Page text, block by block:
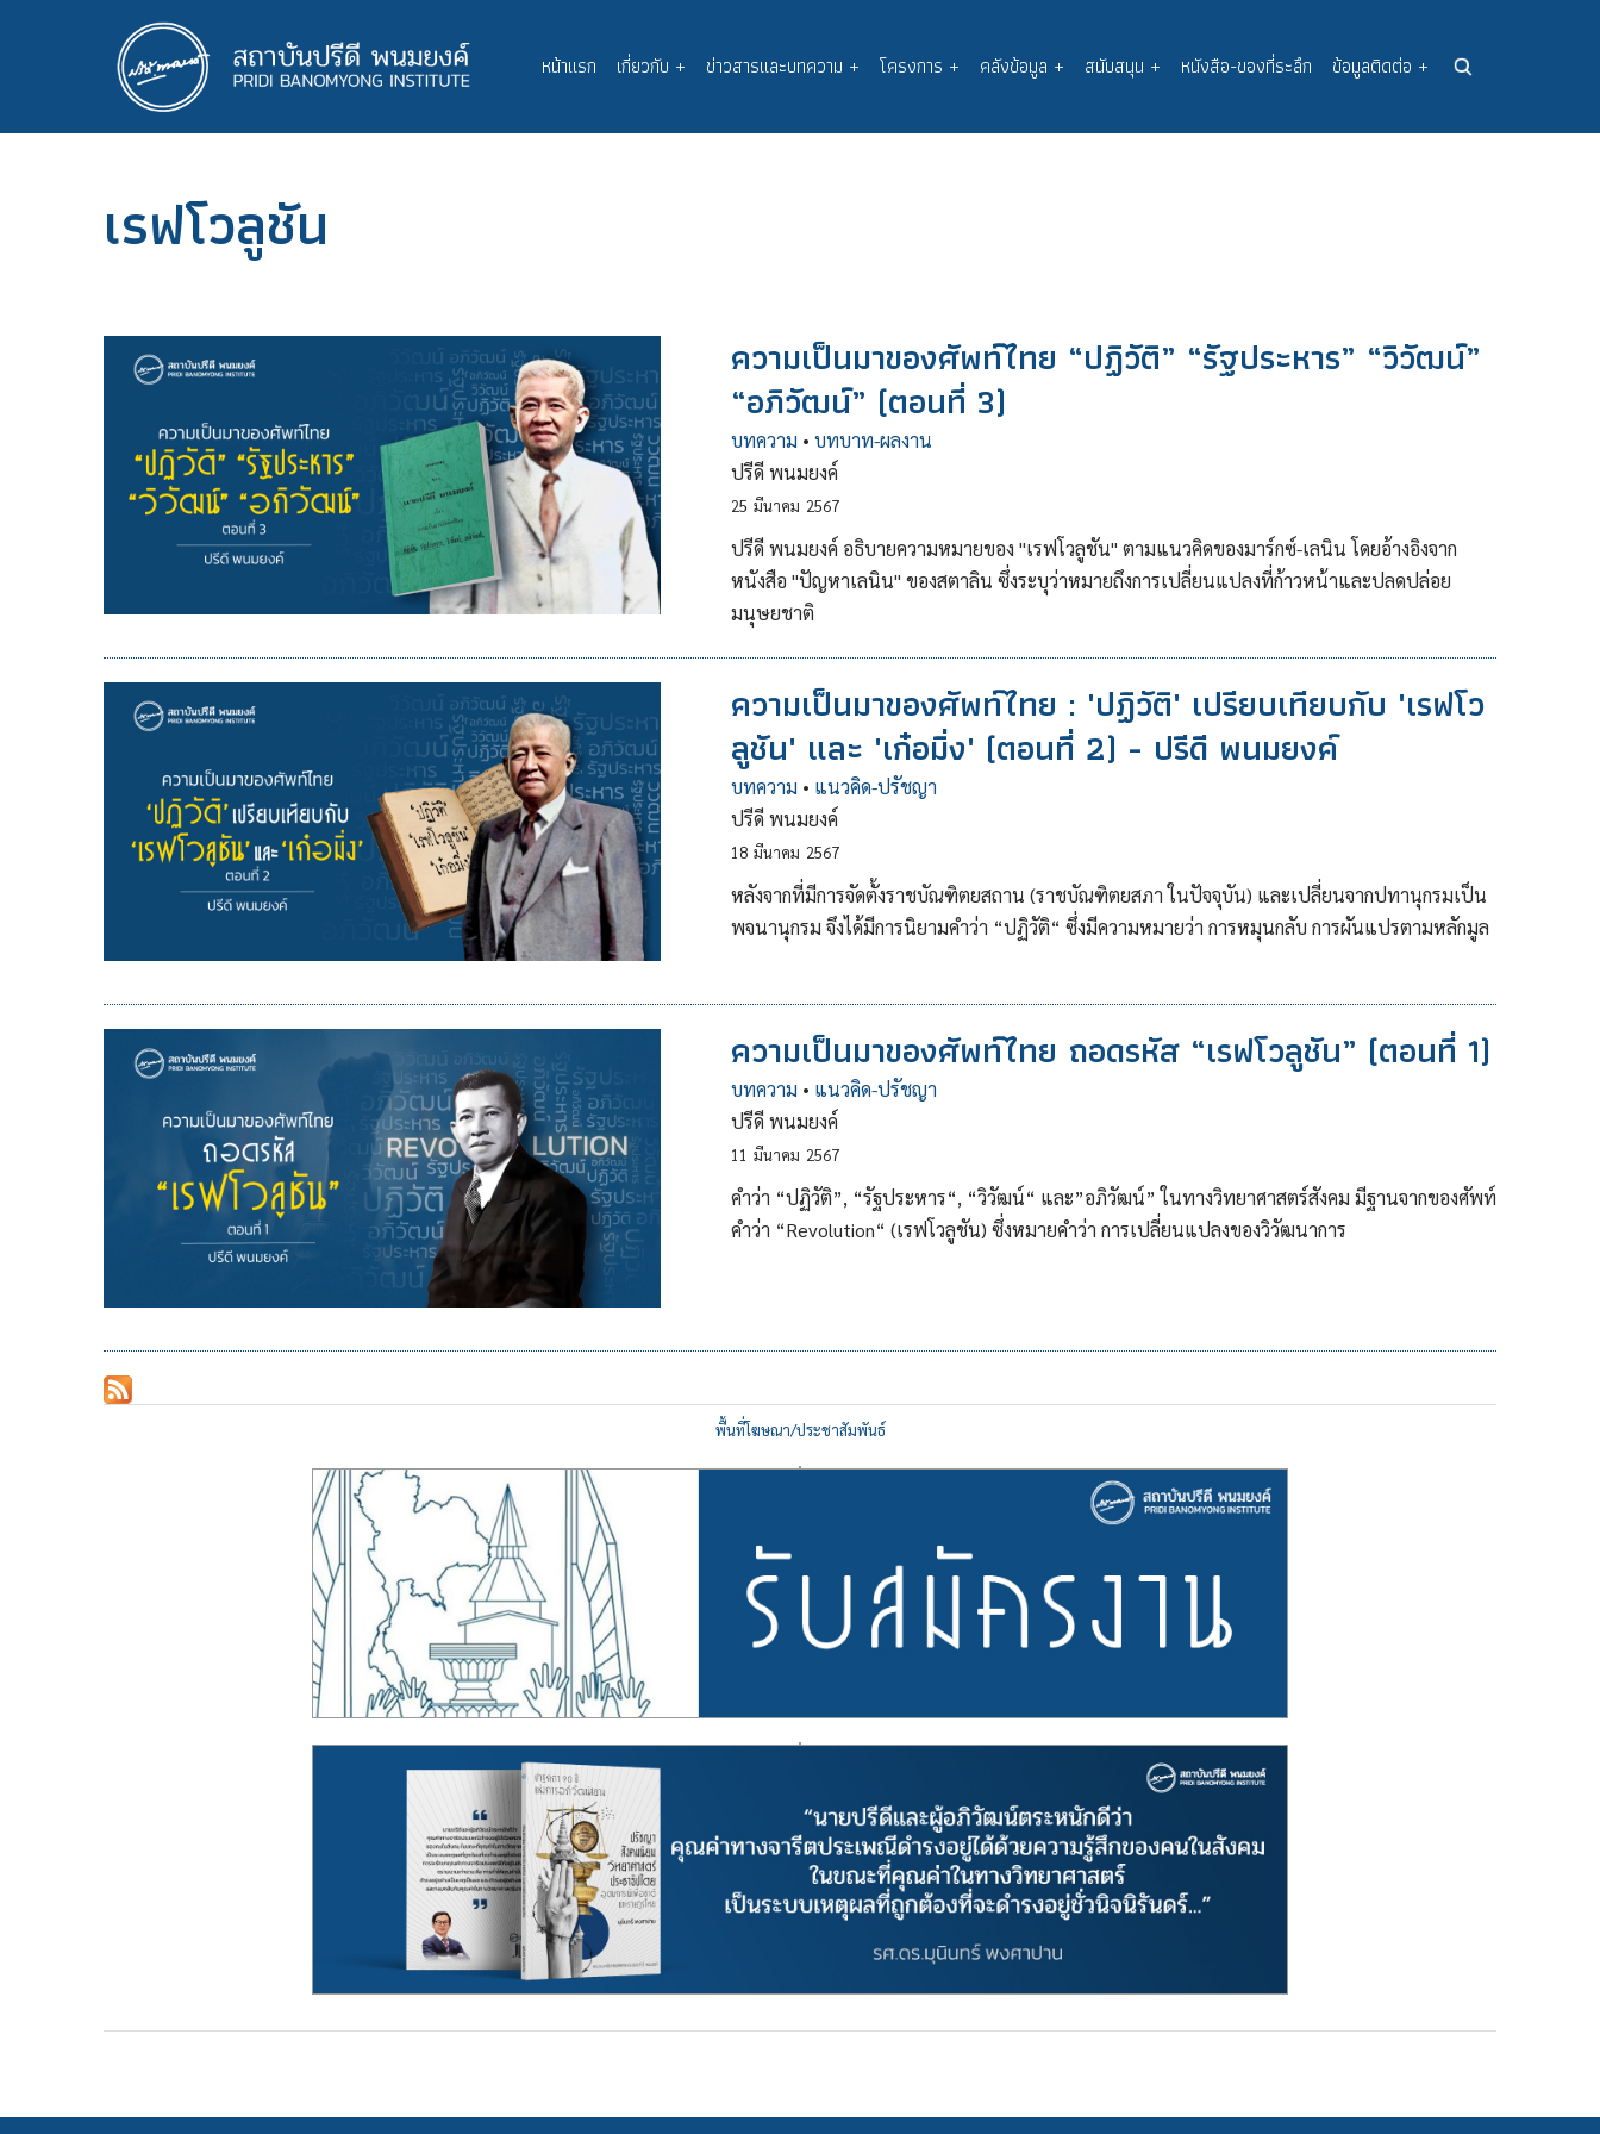
Main
navigation
หน้าแรก เกี่ยวกับ + ข่าวสารและบทความ + โครงการ + คลังข้อมูล + สนับสนุน + หนังสือ-ของที่ระลึก ข้อมูลติดต่อ +
เรฟโวลูชัน
ความเป็นมาของศัพท์ไทย “ปฏิวัติ” “รัฐประหาร” “วิวัฒน์”
“อภิวัฒน์” (ตอนที่ 3)
บทความ • บทบาท-ผลงาน
ปรีดี พนมยงค์
25 มีนาคม 2567
ปรีดี พนมยงค์ อธิบายความหมายของ "เรฟโวลูชัน" ตามแนวคิดของมาร์กซ์-เลนิน โดยอ้างอิงจาก
หนังสือ "ปัญหาเลนิน" ของสตาลิน ซึ่งระบุว่าหมายถึงการเปลี่ยนแปลงที่ก้าวหน้าและปลดปล่อย
มนุษยชาติ
ความเป็นมาของศัพท์ไทย : 'ปฏิวัติ' เปรียบเทียบกับ 'เรฟโว
ลูชัน' และ 'เก๋อมิ่ง' (ตอนที่ 2) - ปรีดี พนมยงค์
บทความ • แนวคิด-ปรัชญา
ปรีดี พนมยงค์
18 มีนาคม 2567
หลังจากที่มีการจัดตั้งราชบัณฑิตยสถาน (ราชบัณฑิตยสภา ในปัจจุบัน) และเปลี่ยนจากปทานุกรมเป็น
พจนานุกรม จึงได้มีการนิยามคำว่า “ปฏิวัติ“ ซึ่งมีความหมายว่า การหมุนกลับ การผันแปรตามหลักมูล
ความเป็นมาของศัพท์ไทย ถอดรหัส “เรฟโวลูชัน” (ตอนที่ 1)
บทความ • แนวคิด-ปรัชญา
ปรีดี พนมยงค์
11 มีนาคม 2567
คำว่า “ปฏิวัติ”, “รัฐประหาร“, “วิวัฒน์“ และ”อภิวัฒน์” ในทางวิทยาศาสตร์สังคม มีฐานจากของศัพท์
คำว่า “Revolution“ (เรฟโวลูชัน) ซึ่งหมายคำว่า การเปลี่ยนแปลงของวิวัฒนาการ
พื้นที่โฆษณา/ประชาสัมพันธ์